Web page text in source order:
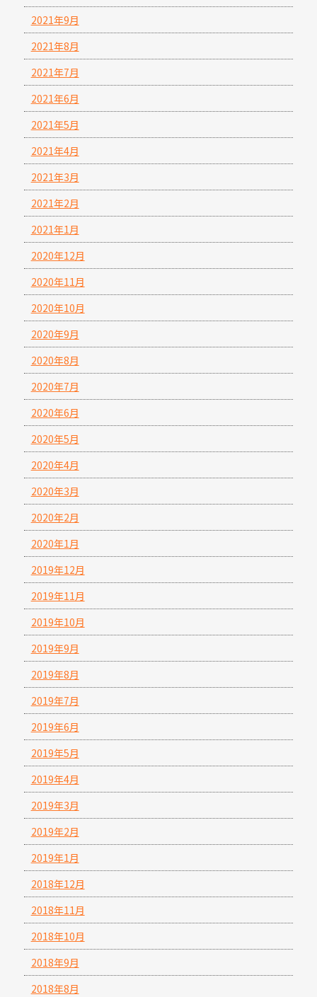
2021年9月
2021年8月
2021年7月
2021年6月
2021年5月
2021年4月
2021年3月
2021年2月
2021年1月
2020年12月
2020年11月
2020年10月
2020年9月
2020年8月
2020年7月
2020年6月
2020年5月
2020年4月
2020年3月
2020年2月
2020年1月
2019年12月
2019年11月
2019年10月
2019年9月
2019年8月
2019年7月
2019年6月
2019年5月
2019年4月
2019年3月
2019年2月
2019年1月
2018年12月
2018年11月
2018年10月
2018年9月
2018年8月